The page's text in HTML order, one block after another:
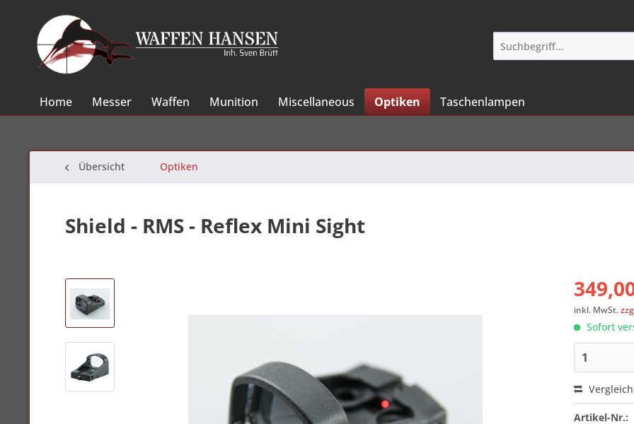
Home Messer Waffen Munition Miscellaneous Optiken Taschenlampen
Übersicht Optiken
Shield - RMS - Reflex Mini Sight
inkl. MwSt.
Sofort
Artikel-Nr.: